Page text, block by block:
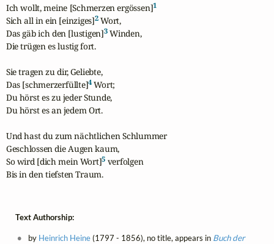
Ich wollt, meine [Schmerzen ergössen]1
Sich all in ein [einziges]2 Wort,
Das gäb ich den [lustigen]3 Winden,
Die trügen es lustig fort.
Sie tragen zu dir, Geliebte,
Das [schmerzerfüllte]4 Wort;
Du hörst es zu jeder Stunde,
Du hörst es an jedem Ort.
Und hast du zum nächtlichen Schlummer
Geschlossen die Augen kaum,
So wird [dich mein Wort]5 verfolgen
Bis in den tiefsten Traum.
Text Authorship:
by Heinrich Heine(1797 - 1856), no title, appears in Buch der